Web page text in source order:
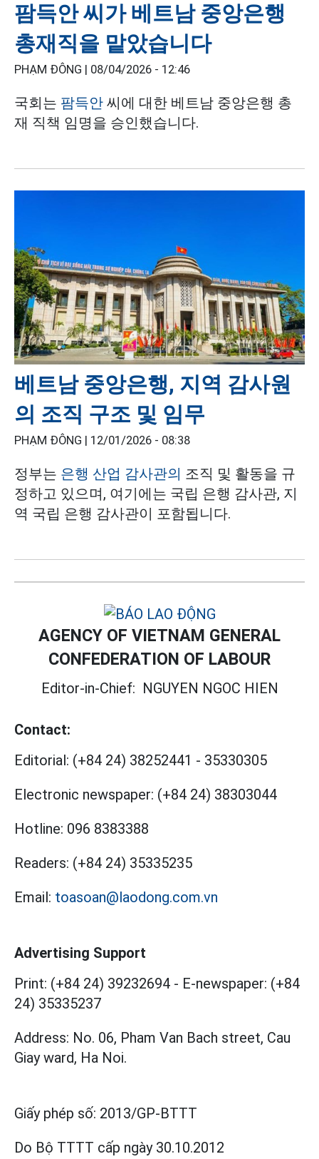
팜득안 씨가 베트남 중앙은행
총재직을 맡았습니다
PHẠM ĐÔNG | 08/04/2026 - 12:46
국회는 팜득안 씨에 대한 베트남 중앙은행 총
재 직책 임명을 승인했습니다.
베트남 중앙은행, 지역 감사원
의 조직 구조 및 임무
PHẠM ĐÔNG | 12/01/2026 - 08:38
정부는 은행 산업 감사관의 조직 및 활동을 규
정하고 있으며, 여기에는 국립 은행 감사관, 지
역 국립 은행 감사관이 포함됩니다.
AGENCY OF VIETNAM GENERAL
CONFEDERATION OF LABOUR
Editor-in-Chief: NGUYEN NGOC HIEN
Contact:
Editorial: (+84 24) 38252441 - 35330305
Electronic newspaper: (+84 24) 38303044
Hotline: 096 8383388
Readers: (+84 24) 35335235
Email: toasoan@laodong.com.vn
Advertising Support
Print: (+84 24) 39232694 - E-newspaper: (+84
24) 35335237
Address: No. 06, Pham Van Bach street, Cau
Giay ward, Ha Noi.
Giấy phép số: 2013/GP-BTTT
Do Bộ TTTT cấp ngày 30.10.2012